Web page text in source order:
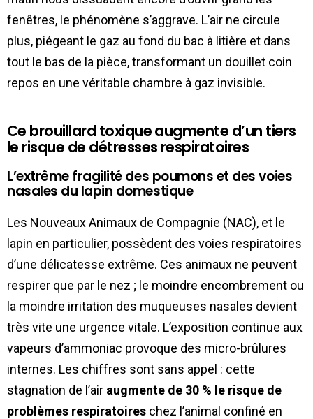
fenêtres, le phénomène s’aggrave. L’air ne circule
plus, piégeant le gaz au fond du bac à litière et dans
tout le bas de la pièce, transformant un douillet coin
repos en une véritable chambre à gaz invisible.
Ce brouillard toxique augmente d’un tiers
le risque de détresses respiratoires
L’extrême fragilité des poumons et des voies
nasales du lapin domestique
Les Nouveaux Animaux de Compagnie (NAC), et le
lapin en particulier, possèdent des voies respiratoires
d’une délicatesse extrême. Ces animaux ne peuvent
respirer que par le nez ; le moindre encombrement ou
la moindre irritation des muqueuses nasales devient
très vite une urgence vitale. L’exposition continue aux
vapeurs d’ammoniac provoque des micro-brûlures
internes. Les chiffres sont sans appel : cette
stagnation de l’air augmente de 30 % le risque de
problèmes respiratoires chez l’animal confiné en